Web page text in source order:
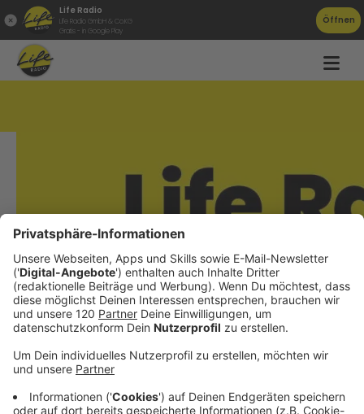
Life Radio
Life Radio GmbH & Co.KG
Gratis - in Google Play
Öffnen